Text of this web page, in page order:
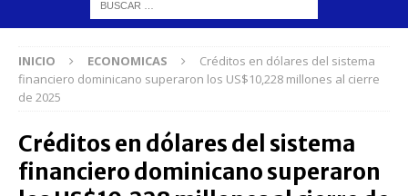
INICIO ECONOMICAS
Créditos en dólares del sistema
financiero dominicano superaron los US$10,228 millones al cierre
de 2025
Créditos en dólares del sistema
financiero dominicano superaron